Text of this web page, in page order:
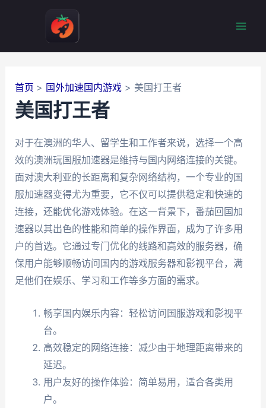
首页 国外加速国内游戏 美国打王者
美国打王者
对于在澳洲的华人、留学生和工作者来说，选择一个高
效的澳洲玩国服加速器是维持与国内网络连接的关键。
面对澳大利亚的长距离和复杂网络结构，一个专业的国
服加速器变得尤为重要，它不仅可以提供稳定和快速的
连接，还能优化游戏体验。在这一背景下，番茄回国加
速器以其出色的性能和简单的操作界面，成为了许多用
户的首选。它通过专门优化的线路和高效的服务器，确
保用户能够顺畅访问国内的游戏服务器和影视平台，满
足他们在娱乐、学习和工作等多方面的需求。
畅享国内娱乐内容：轻松访问国服游戏和影视平
台。
高效稳定的网络连接：减少由于地理距离带来的
延迟。
用户友好的操作体验：简单易用，适合各类用
户。